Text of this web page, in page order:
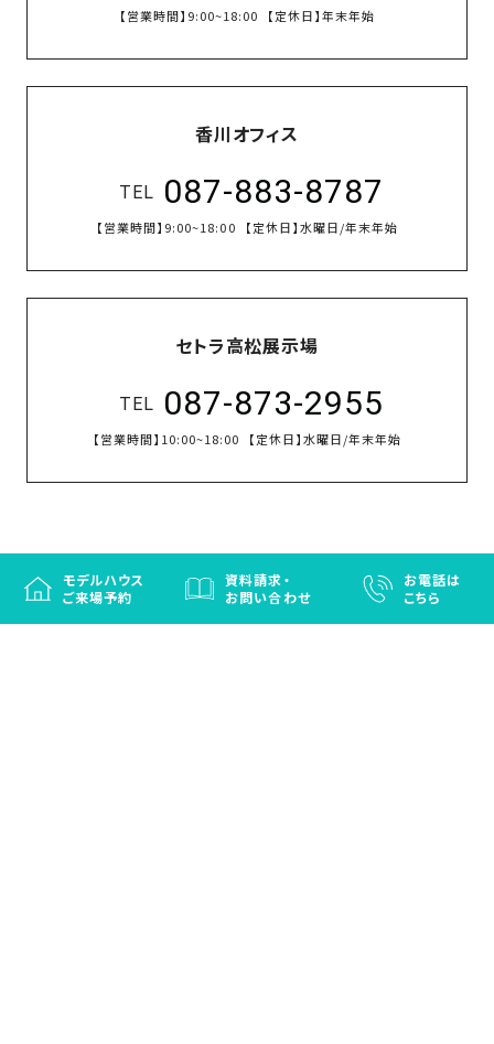
モデルハウス
ご来場予約
資料請求・
お問い合わせ
お電話は
こちら
【営業時間】 9:00~18:00 【定休日】年末年始
香川オフィス
TEL 087-883-8787
【営業時間】 9:00~18:00 【定休日】水曜日/年末年始
セトラ高松展示場
TEL 087-873-2955
【営業時間】 10:00~18:00 【定休日】水曜日/年末年始